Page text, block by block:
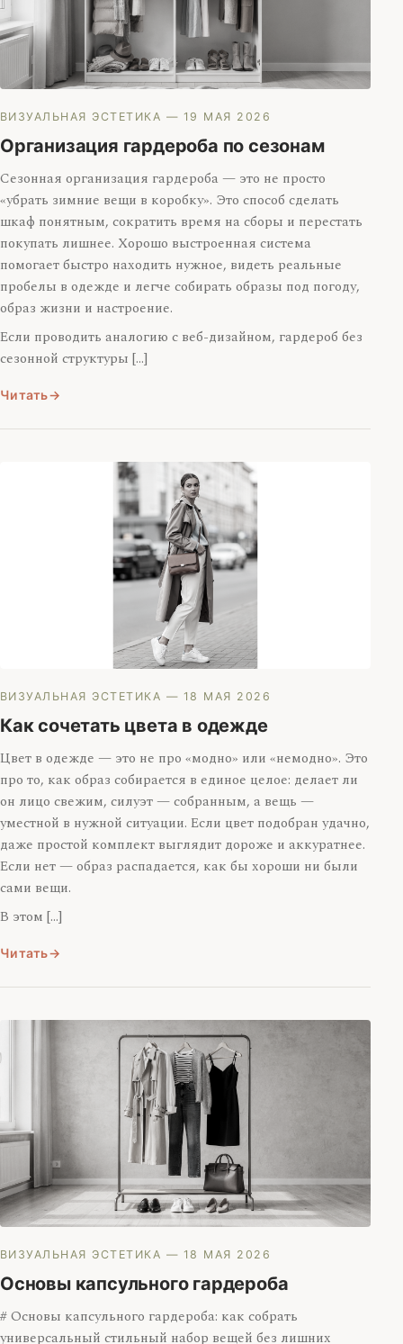
ВИЗУАЛЬНАЯ ЭСТЕТИКА — 19 МАЯ 2026
Организация гардероба по сезонам
Сезонная организация гардероба — это не просто
«убрать зимние вещи в коробку». Это способ сделать
шкаф понятным, сократить время на сборы и перестать
покупать лишнее. Хорошо выстроенная система
помогает быстро находить нужное, видеть реальные
пробелы в одежде и легче собирать образы под погоду,
образ жизни и настроение.
Если проводить аналогию с веб-дизайном, гардероб без
сезонной структуры […]
Читать
ВИЗУАЛЬНАЯ ЭСТЕТИКА — 18 МАЯ 2026
Как сочетать цвета в одежде
Цвет в одежде — это не про «модно» или «немодно». Это
про то, как образ собирается в единое целое: делает ли
он лицо свежим, силуэт — собранным, а вещь —
уместной в нужной ситуации. Если цвет подобран удачно,
даже простой комплект выглядит дороже и аккуратнее.
Если нет — образ распадается, как бы хороши ни были
сами вещи.
В этом […]
Читать
ВИЗУАЛЬНАЯ ЭСТЕТИКА — 18 МАЯ 2026
Основы капсульного гардероба
# Основы капсульного гардероба: как собрать
универсальный стильный набор вещей без лишних